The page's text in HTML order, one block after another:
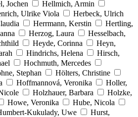
Jochen
Hellmich, Armin
Ulrike Viola
Herbeck, Ulrich
Herrmann, Kerstin
Hertling,
Herzog, Laura
Hesselbach,
Heyde, Corinna
Heyn,
Hindrichs, Helena
Hirsch,
Hochmuth, Mercedes
Stephan
Hölters, Christine
Hoffmannová, Veronika
Holler,
Holzhauer, Barbara
Holzke,
Howe, Veronika
Hube, Nicola
Kukulady, Uwe
Hurst,